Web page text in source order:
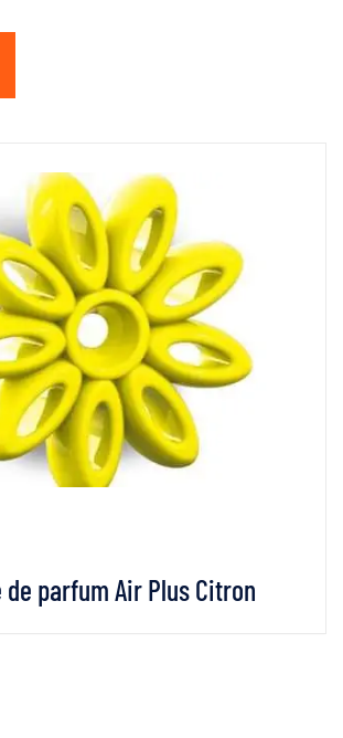
de parfum Air Plus Citron